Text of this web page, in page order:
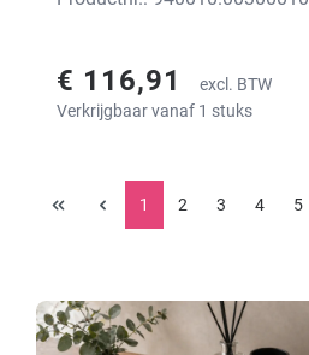
€ 116,91
excl. BTW
Verkrijgbaar vanaf 1 stuks
1 2 3 4 5